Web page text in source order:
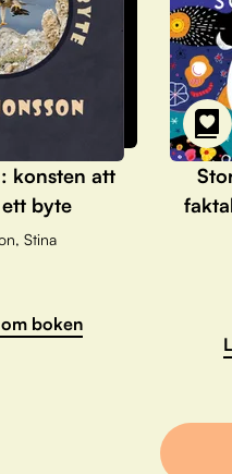
konsten att
byte
Stina
boken